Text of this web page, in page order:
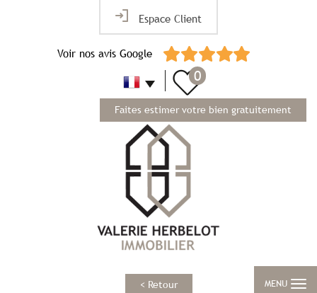
Espace Client
Voir nos avis Google
Faites estimer votre bien gratuitement
0
MENU
< Retour